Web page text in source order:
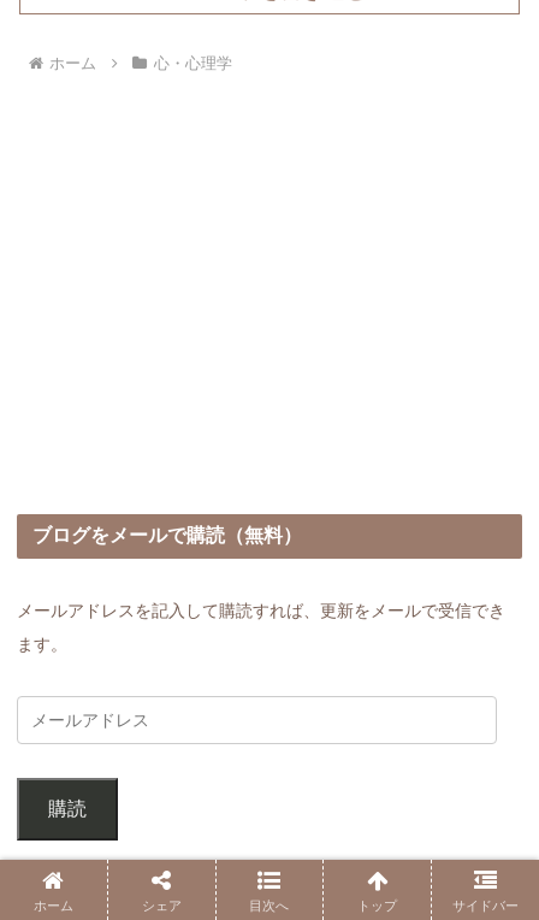
ホーム 心・心理学
ブログをメールで購読（無料）
メールアドレスを記入して購読すれば、更新をメールで受信でき
ます。
購読
「ココロノネット」の検索
ホーム シェア 目次へ トップ サイドバー